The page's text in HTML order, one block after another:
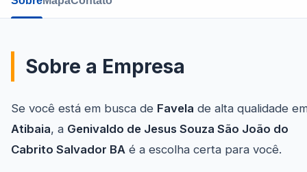
Sobre a Empresa
Se você está em busca de Favela de alta qualidade
Atibaia, a Genivaldo de Jesus Souza São João do
Cabrito Salvador BA é a escolha certa para você.